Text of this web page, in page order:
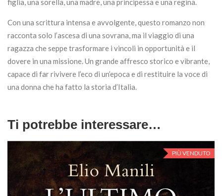
figlia, una sorella, una madre, una principessa e una regina.
Con una scrittura intensa e avvolgente, questo romanzo non
racconta solo l’ascesa di una sovrana, ma il viaggio di una
ragazza che seppe trasformare i vincoli in opportunità e il
dovere in una missione. Un grande affresco storico e vibrante,
capace di far rivivere l’eco di un’epoca e di restituire la voce di
una donna che ha fatto la storia d’Italia.
Ti potrebbe interessare…
PIÙ VENDUTO